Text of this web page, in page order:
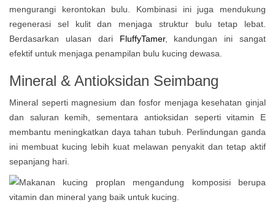
mengurangi kerontokan bulu. Kombinasi ini juga mendukung
regenerasi sel kulit dan menjaga struktur bulu tetap lebat.
Berdasarkan ulasan dari
FluffyTamer, kandungan ini sangat
efektif untuk menjaga penampilan bulu kucing dewasa.
Mineral & Antioksidan Seimbang
Mineral seperti magnesium dan fosfor menjaga kesehatan ginjal
dan saluran kemih, sementara antioksidan seperti vitamin E
membantu meningkatkan daya tahan tubuh. Perlindungan ganda
ini membuat kucing lebih kuat melawan penyakit dan tetap aktif
sepanjang hari.